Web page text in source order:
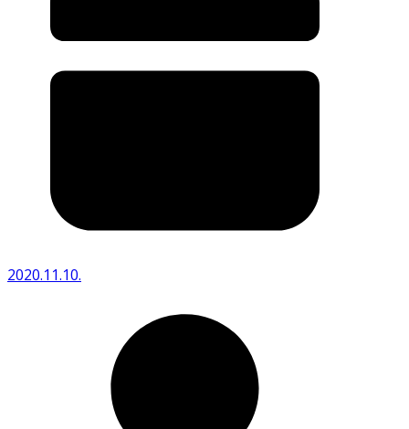
2020.11.10.